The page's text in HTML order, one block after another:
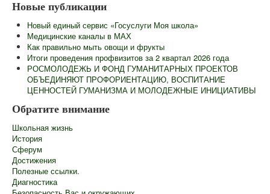
Сведения об образовательной организации
Информационная безопасность
Новости
Контакты
Центр "Точка Роста"
Педагогам
Ученикам
Родителям
ГИА
Новые публикации
Новый единый сервис «Госуслуги Моя школа»
Медицинские каналы в МАХ
Как правильно мыть овощи и фрукты
Итоги проведения профвизитов за 2 квартал 2026 года
РОСМОЛОДЕЖЬ И ФОНД ГУМАНИТАРНЫХ ПРОЕКТОВ
ОБЪЕДИНЯЮТ ПРОФОРИЕНТАЦИЮ, ВОСПИТАНИЕ
ЦЕННОСТЕЙ ГУМАНИЗМА И МОЛОДЕЖНЫЕ ИНИЦИАТИВЫ
Обратите внимание
Школьная жизнь
История
Сферум
Достижения
Полезные ссылки.
Диагностика